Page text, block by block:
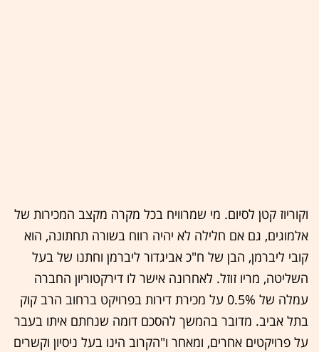
וקוריוז קטן לסיום. מי שמרוויח בכל מקרה מקצב המכירות של
אלמוגים, גם אם חלילה לא יהיה רווח בשורה תחתונה, הוא
קובי ליברמן, הבן של ח"כ אביגדור ליברמן וחתנו של בעל
השליטה, מריו זוזל. לאחרונה אישר לו דירקטוריון החברה
עמלה של 0.5% על מכירת דירות בפרויקט ברחוב הרב קוק
בתל אביב. מדובר בהמשך להסכם דומה שנחתם איתו בעבר
על פרויקטים אחרים, ומאחר ו"הקרוב הינו בעל ניסיון וקשרים